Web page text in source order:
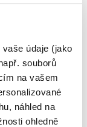
údaje (jako
souborů
na vašem
náhled na
ohledně